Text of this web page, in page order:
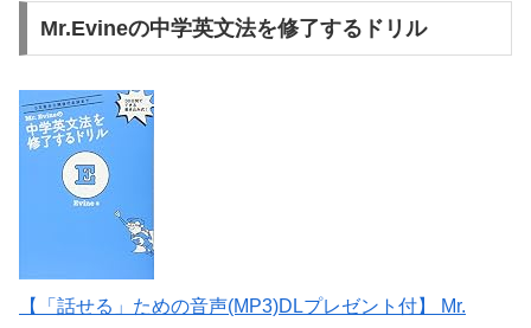
Mr.Evineの中学英文法を修了するドリル
【「話せる」ための音声(MP3)DLプレゼント付】 Mr.